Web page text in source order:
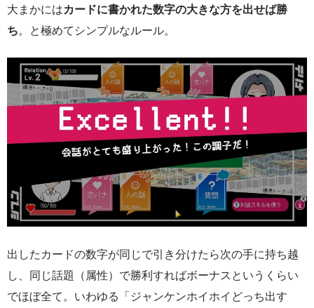
大まかにはカードに書かれた数字の大きな方を出せば勝
ち。と極めてシンプルなルール。
出したカードの数字が同じで引き分けたら次の手に持ち越
し、同じ話題（属性）で勝利すればボーナスというくらい
でほぼ全て。いわゆる「ジャンケンホイホイどっち出す